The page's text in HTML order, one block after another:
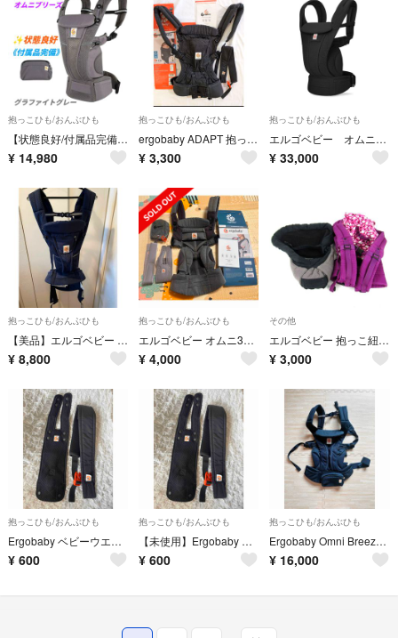
抱っこひも/おんぶひも
【状態良好/付属品完備・当日発送】エルゴベビー/ergobaby オムニブリーズ だっこひも メッシュ グラファイトグレー
¥ 14,980
抱っこひも/おんぶひも
ergobaby ADAPT 抱っこ紐 ブラック ベビーウエストベルト 箱説明書
¥ 3,300
抱っこひも/おんぶひも
エルゴベビー オムニデラックス オニキスブラック
¥ 33,000
抱っこひも/おんぶひも
【美品】エルゴベビー オムニ360 クールエア メッシュ ネイビー 抱っこ紐 OMNI
¥ 8,800
抱っこひも/おんぶひも
エルゴベビー オムニ360 抱っこ紐
¥ 4,000
その他
エルゴベビー 抱っこ紐 など 3点セット 抱っこひも ベビー用品 ブランド レディース Ergobaby
¥ 3,000
抱っこひも/おんぶひも
Ergobaby ベビーウエストベルト ブラック 抱っこ紐 安全ベルト
¥ 600
抱っこひも/おんぶひも
【未使用】Ergobaby ベビーウエストベルト ブラック 抱っこ紐 安全ベルト
¥ 600
抱っこひも/おんぶひも
Ergobaby Omni Breeze 抱っこ紐 ネイビー
¥ 16,000